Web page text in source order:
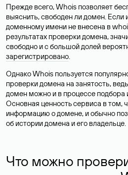
Прежде всего, Whois позволяет
выяснить, свободен ли домен.
доменному имени не внесена в
результатах проверки домена,
свободно и с большой долей
зарегистрировано.
Однако Whois пользуется
проверки домена на занятость,
домен можно и в процессе подбора
Основная ценность сервиса в том,
информацию о домене, и обычно
об истории домена и его владельце.
Что можно